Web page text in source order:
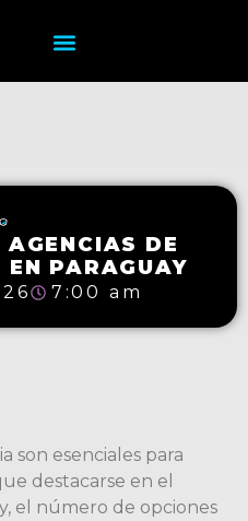
DE
PARAGUAY
7:00 am
son esenciales para
destacarse en el
el número de opciones